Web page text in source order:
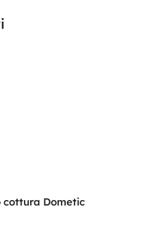
cottura Dometic